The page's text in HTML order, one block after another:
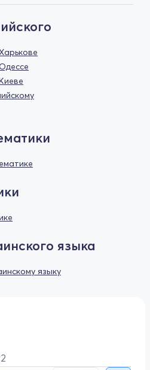
языка
языку